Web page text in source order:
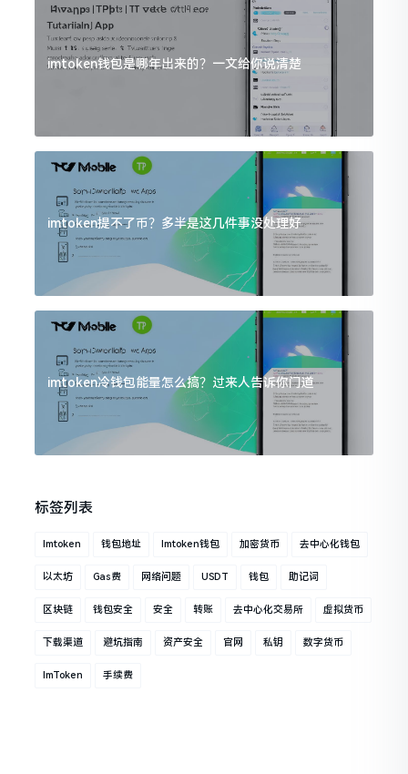
imtoken钱包是哪年出来的？一文给你说清楚
imtoken提不了币？多半是这几件事没处理好
imtoken冷钱包能量怎么搞？过来人告诉你门道
标签列表
Imtoken 钱包地址 Imtoken钱包 加密货币 去中心化钱包
以太坊 Gas费 网络问题 USDT 钱包 助记词
区块链 钱包安全 安全 转账 去中心化交易所 虚拟货币
下载渠道 避坑指南 资产安全 官网 私钥 数字货币
ImToken 手续费